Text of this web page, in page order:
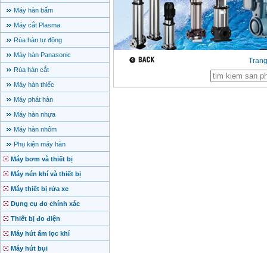
Máy hàn bấm
Máy cắt Plasma
Rùa hàn tự động
Máy hàn Panasonic
Rùa hàn cắt
Máy hàn thiếc
Máy phát hàn
Máy hàn nhựa
Máy hàn nhôm
Phụ kiện máy hàn
Máy bơm và thiết bị
Máy nén khí và thiết bị
Máy thiết bị rửa xe
Dụng cụ đo chính xác
Thiết bị đo điện
Máy hút ẩm lọc khí
Máy hút bụi